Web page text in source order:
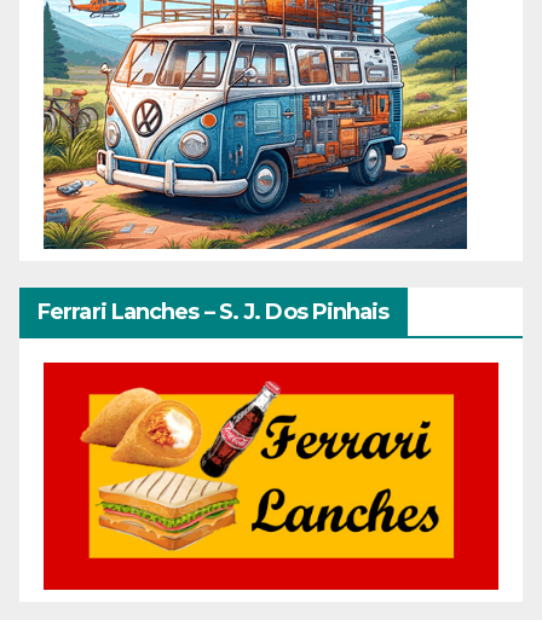
Ferrari Lanches – S. J. Dos Pinhais